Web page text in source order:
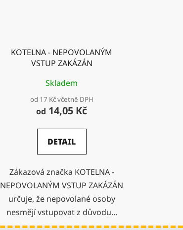
KOTELNA - NEPOVOLANÝM
VSTUP ZAKÁZÁN
Skladem
od 17 Kč včetně DPH
od 14,05 Kč
DETAIL
Zákazová značka KOTELNA -
NEPOVOLANÝM VSTUP ZAKÁZÁN
určuje, že nepovolané osoby
nesmějí vstupovat z důvodu...